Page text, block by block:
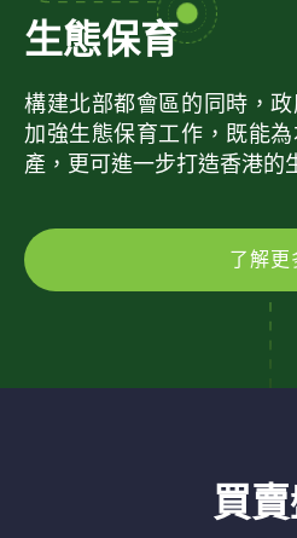
生態保育
構建北部都會區的同時，
加強生態保育工作，既能
產，更可進一步打造香港的
了解更
買